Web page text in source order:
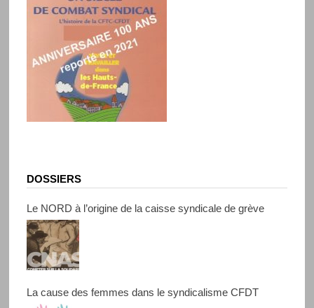
DOSSIERS
Le NORD à l’origine de la caisse syndicale de grève
La cause des femmes dans le syndicalisme CFDT